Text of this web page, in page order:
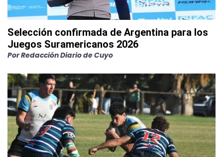
Selección confirmada de Argentina para los
Juegos Suramericanos 2026
PorRedacción Diario de Cuyo